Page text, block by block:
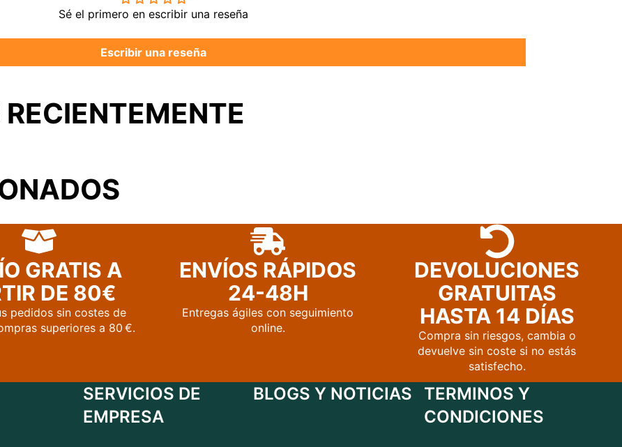
Sé el primero en escribir una reseña
Escribir una reseña
GRATIS A
DE 80€
pedidos sin costes de
superiores a 80 €.
ENVÍOS RÁPIDOS
24-48H
Entregas ágiles con seguimiento
online.
DEVOLUCIONES
GRATUITAS
HASTA 14 DÍAS
Compra sin riesgos, cambia o
devuelve sin coste si no estás
satisfecho.
SERVICIOS DE
EMPRESA
BLOGS Y NOTICIAS
TERMINOS Y
CONDICIONES